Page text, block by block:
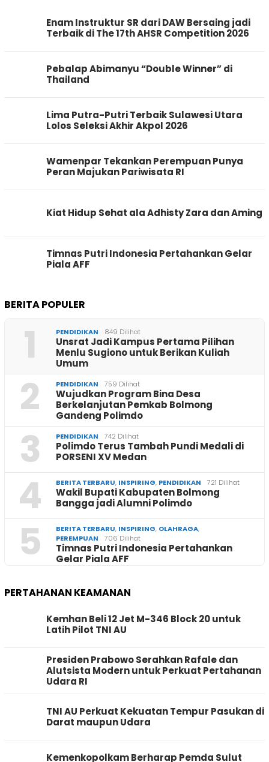
Enam Instruktur SR dari DAW Bersaing jadi
Terbaik di The 17th AHSR Competition 2026
Pebalap Abimanyu “Double Winner” di
Thailand
Lima Putra-Putri Terbaik Sulawesi Utara
Lolos Seleksi Akhir Akpol 2026
Wamenpar Tekankan Perempuan Punya
Peran Majukan Pariwisata RI
Kiat Hidup Sehat ala Adhisty Zara dan Aming
Timnas Putri Indonesia Pertahankan Gelar
Piala AFF
BERITA POPULER
1 PENDIDIKAN 849 Dilihat
Unsrat Jadi Kampus Pertama Pilihan
Menlu Sugiono untuk Berikan Kuliah
Umum
2 PENDIDIKAN 759 Dilihat
Wujudkan Program Bina Desa
Berkelanjutan Pemkab Bolmong
Gandeng Polimdo
3 PENDIDIKAN 742 Dilihat
Polimdo Terus Tambah Pundi Medali di
PORSENI XV Medan
4 BERITA TERBARU, INSPIRING, PENDIDIKAN 721 Dilihat
Wakil Bupati Kabupaten Bolmong
Bangga jadi Alumni Polimdo
5 BERITA TERBARU, INSPIRING, OLAHRAGA,
PEREMPUAN
706 Dilihat
Timnas Putri Indonesia Pertahankan
Gelar Piala AFF
PERTAHANAN KEAMANAN
Kemhan Beli 12 Jet M-346 Block 20 untuk
Latih Pilot TNI AU
Presiden Prabowo Serahkan Rafale dan
Alutsista Modern untuk Perkuat Pertahanan
Udara RI
TNI AU Perkuat Kekuatan Tempur Pasukan di
Darat maupun Udara
Kemenkopolkam Berharap Pemda Sulut